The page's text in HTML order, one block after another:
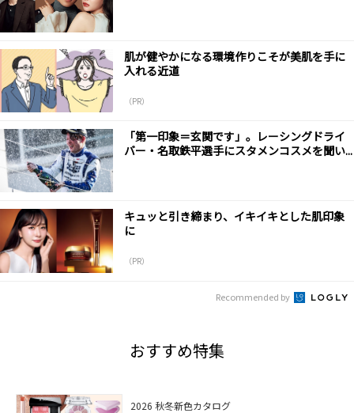
肌が健やかになる環境作りこそが美肌を手に
入れる近道
（PR）
「第一印象＝玄関です」。レーシングドライ
バー・名取鉄平選手にスタメンコスメを聞い...
キュッと引き締まり、イキイキとした肌印象
に
（PR）
Recommended by
おすすめ特集
2026 秋冬新色カタログ